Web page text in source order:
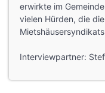
erwirkte im
vielen Hürden, die
Interviewpartner: